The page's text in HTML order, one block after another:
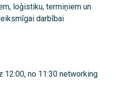
loģistiku, termiņiem un
darbībai
12:00, no 11:30 networking